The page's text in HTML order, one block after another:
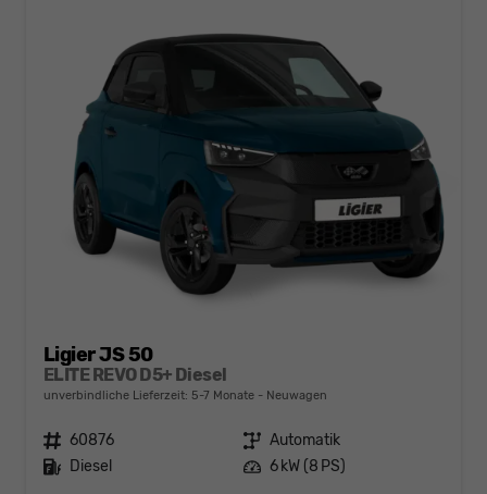
Ligier JS 50
ELITE REVO D5+ Diesel
unverbindliche Lieferzeit: 5-7 Monate Neuwagen
Fahrzeugnr. 60876 Getriebe Automatik
Kraftstoff Diesel Leistung 6 kW (8 PS)